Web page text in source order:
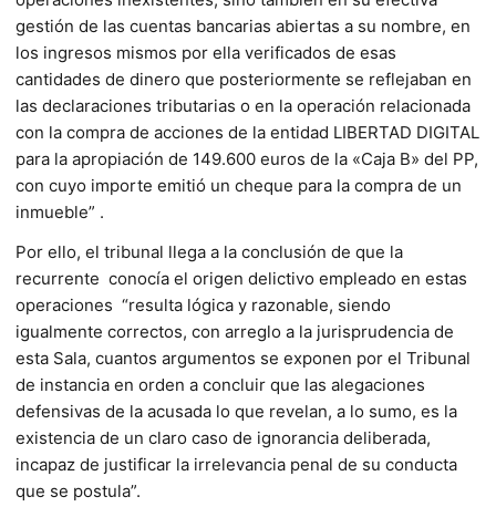
gestión de las cuentas bancarias abiertas a su nombre, en
los ingresos mismos por ella verificados de esas
cantidades de dinero que posteriormente se reflejaban en
las declaraciones tributarias o en la operación relacionada
con la compra de acciones de la entidad LIBERTAD DIGITAL
para la apropiación de 149.600 euros de la «Caja B» del PP,
con cuyo importe emitió un cheque para la compra de un
inmueble” .
Por ello, el tribunal llega a la conclusión de que la
recurrente conocía el origen delictivo empleado en estas
operaciones “resulta lógica y razonable, siendo
igualmente correctos, con arreglo a la jurisprudencia de
esta Sala, cuantos argumentos se exponen por el Tribunal
de instancia en orden a concluir que las alegaciones
defensivas de la acusada lo que revelan, a lo sumo, es la
existencia de un claro caso de ignorancia deliberada,
incapaz de justificar la irrelevancia penal de su conducta
que se postula”.